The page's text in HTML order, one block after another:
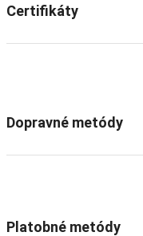
Certifikáty
Dopravné metódy
Platobné metódy